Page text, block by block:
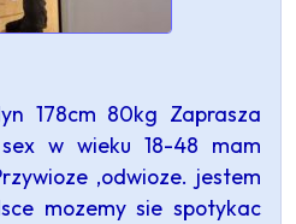
178cm 80kg Zaprasza
w wieku 18-48 mam
,odwioze. jestem
mozemy sie spotykac